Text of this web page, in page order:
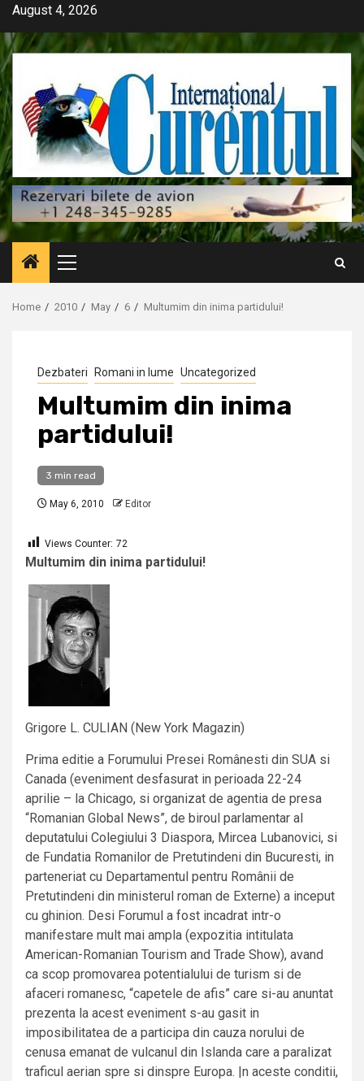
Skip
content
August 4, 2026
Primary
Menu
Home 2010 May 6 Multumim din inima partidului!
Dezbateri Romani in lume Uncategorized
Multumim din inima
partidului!
3 min read
May 6, 2010 Editor
Views Counter: 72
Multumim din inima partidului!
Grigore L. CULIAN (New York Magazin)
Prima editie a Forumului Presei Românesti din SUA si
Canada (eveniment desfasurat in perioada 22-24
aprilie – la Chicago, si organizat de agentia de presa
“Romanian Global News”, de biroul parlamentar al
deputatului Colegiului 3 Diaspora, Mircea Lubanovici, si
de Fundatia Romanilor de Pretutindeni din Bucuresti, in
parteneriat cu Departamentul pentru Românii de
Pretutindeni din ministerul roman de Externe) a inceput
cu ghinion. Desi Forumul a fost incadrat intr-o
manifestare mult mai ampla (expozitia intitulata
American-Romanian Tourism and Trade Show), avand
ca scop promovarea potentialului de turism si de
afaceri romanesc, “capetele de afis” care si-au anuntat
prezenta la acest eveniment s-au gasit in
imposibilitatea de a participa din cauza norului de
cenusa emanat de vulcanul din Islanda care a paralizat
traficul aerian spre si dinspre Europa. |n aceste conditii,